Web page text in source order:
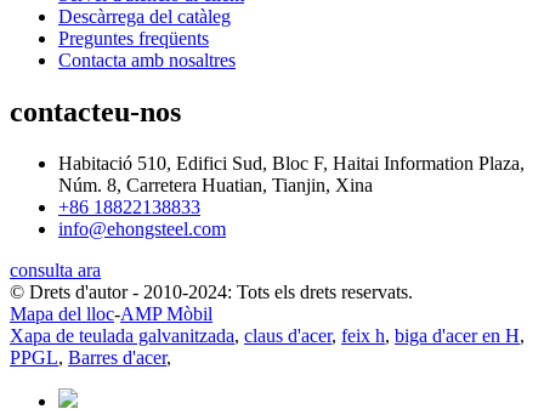
Descàrrega del catàleg
Preguntes freqüents
Contacta amb nosaltres
contacteu-nos
Habitació 510, Edifici Sud, Bloc F, Haitai Information Plaza,
Núm. 8, Carretera Huatian, Tianjin, Xina
+86 18822138833
info@ehongsteel.com
consulta ara
© Drets d'autor - 2010-2024: Tots els drets reservats.
Mapa del lloc-AMP Mòbil
Xapa de teulada galvanitzada, claus d'acer, feix h, biga d'acer en H,
PPGL, Barres d'acer,